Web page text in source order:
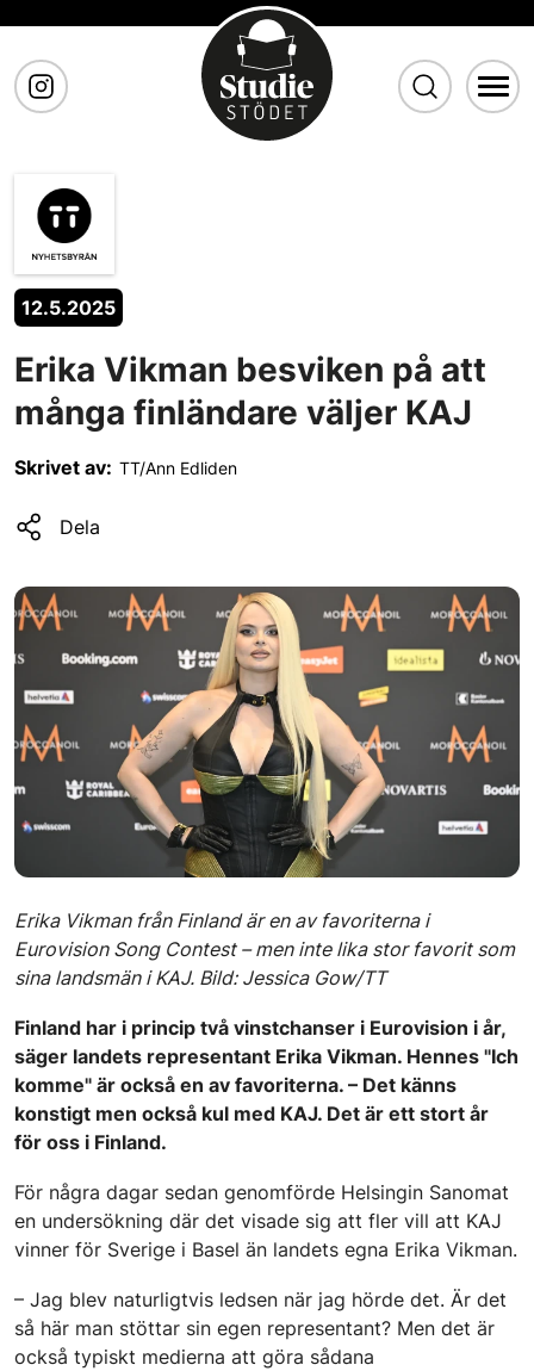
12.5.2025
Erika Vikman besviken på att
många finländare väljer KAJ
Skrivet av: TT/Ann Edliden
Dela
Erika Vikman från Finland är en av favoriterna i
Eurovision Song Contest – men inte lika stor favorit som
sina landsmän i KAJ. Bild: Jessica Gow/TT
Finland har i princip två vinstchanser i Eurovision i år,
säger landets representant Erika Vikman. Hennes "Ich
komme" är också en av favoriterna. – Det känns
konstigt men också kul med KAJ. Det är ett stort år
för oss i Finland.
För några dagar sedan genomförde Helsingin Sanomat
en undersökning där det visade sig att fler vill att KAJ
vinner för Sverige i Basel än landets egna Erika Vikman.
– Jag blev naturligtvis ledsen när jag hörde det. Är det
så här man stöttar sin egen representant? Men det är
också typiskt medierna att göra sådana